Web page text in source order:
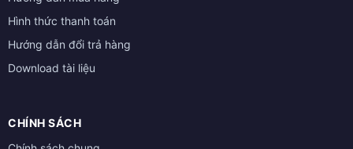
Hình thức thanh toán
Hướng dẫn đổi trả hàng
Download tài liệu
CHÍNH SÁCH